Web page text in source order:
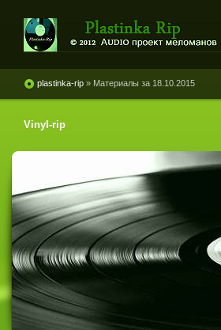
винила и магнитоальбомов
plastinka-rip » Материалы за 18.10.2015
Vinyl-rip